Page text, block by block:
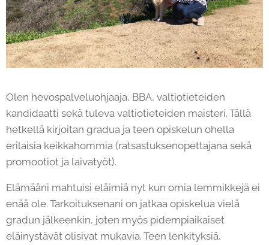
Olen hevospalveluohjaaja, BBA, valtiotieteiden
kandidaatti sekä tuleva valtiotieteiden maisteri. Tällä
hetkellä kirjoitan gradua ja teen opiskelun ohella
erilaisia keikkahommia (ratsastuksenopettajana sekä
promootiot ja laivatyöt).
Elämääni mahtuisi eläimiä nyt kun omia lemmikkejä ei
enää ole. Tarkoituksenani on jatkaa opiskelua vielä
gradun jälkeenkin, joten myös pidempiaikaiset
eläinystävät olisivat mukavia. Teen lenkityksiä,